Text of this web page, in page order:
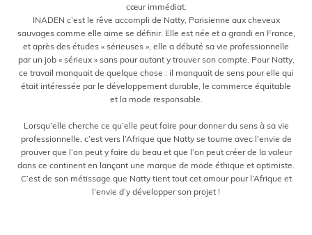
cœur immédiat.
INADEN c’est le rêve accompli de Natty, Parisienne aux cheveux
sauvages comme elle aime se définir. Elle est née et a grandi en France,
et après des études « sérieuses », elle a débuté sa vie professionnelle
par un job « sérieux » sans pour autant y trouver son compte. Pour Natty,
ce travail manquait de quelque chose : il manquait de sens pour elle qui
était intéressée par le développement durable, le commerce équitable
et la mode responsable.
Lorsqu’elle cherche ce qu’elle peut faire pour donner du sens à sa vie
professionnelle, c’est vers l’Afrique que Natty se tourne avec l’envie de
prouver que l’on peut y faire du beau et que l’on peut créer de la valeur
dans ce continent en lançant une marque de mode éthique et optimiste.
C’est de son métissage que Natty tient tout cet amour pour l’Afrique et
l’envie d’y développer son projet !